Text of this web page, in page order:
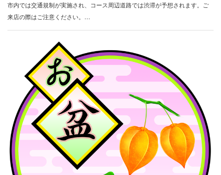
市内では交通規制が実施され、コース周辺道路では渋滞が予想されます。ご
来店の際はご注意ください。…